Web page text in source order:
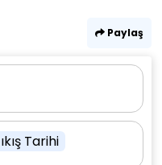
Paylaş
Tarihi